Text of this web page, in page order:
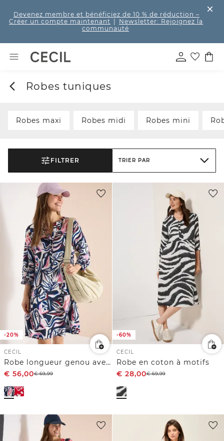
Devenez membre et bénéficiez de 10 % de réduction –
Créer un compte maintenant
Newsletter: Rejoignez la
communauté
Robes tuniques
Robes maxi Robes midi Robes mini
FILTRER TRIER PAR
-20%
CECIL
Robe longueur genou avec motif graphique
€ 56,00€69,99
-60%
CECIL
Robe en coton à motifs
€ 28,00€69,99